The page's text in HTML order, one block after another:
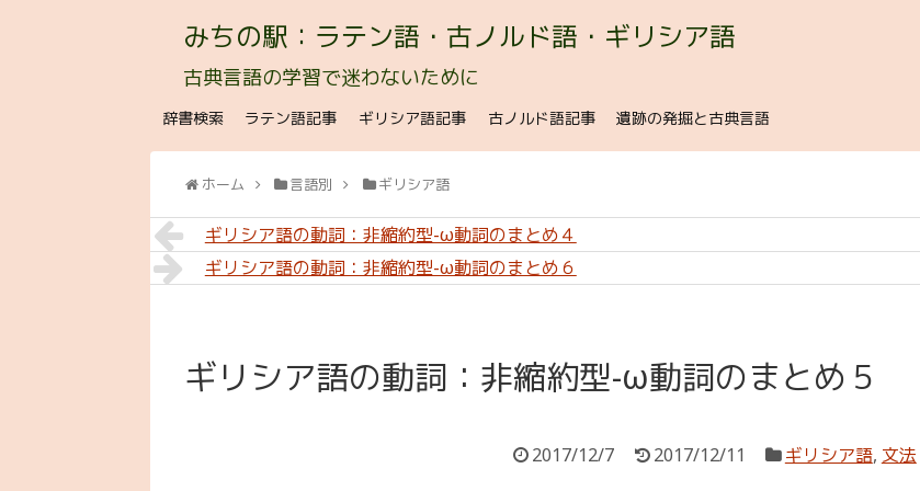
みちの駅：ラテン語・古ノルド語・ギリシア語
古典言語の学習で迷わないために
辞書検索 ラテン語記事 ギリシア語記事 古ノルド語記事 遺跡の発掘と古典言語
ホーム 言語別 ギリシア語
ギリシア語の動詞：非縮約型-ω動詞のまとめ４
ギリシア語の動詞：非縮約型-ω動詞のまとめ６
ギリシア語の動詞：非縮約型-ω動詞のまとめ５
2017/12/7 2017/12/11 ギリシア語, 文法